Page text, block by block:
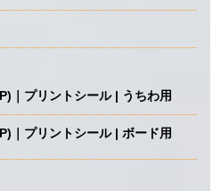
｜プリントシール | うちわ用
｜プリントシール | ボード用